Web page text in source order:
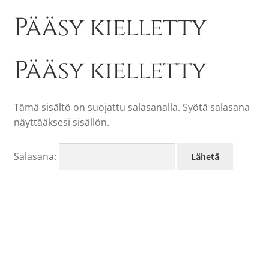
Pääsy kielletty
Pääsy kielletty
Tämä sisältö on suojattu salasanalla. Syötä salasana
näyttääksesi sisällön.
Salasana: